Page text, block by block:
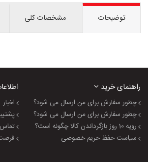
توضیحات مشخصات کلی
راهنمای خرید
چطور سفارش برای من ارسال می شود؟
چطور سفارش برای من ارسال می شود؟
رویه 10 روز بازگرداندن کالا چگونه است؟
سیاست حفظ حریم خصوصی
اخبار
تماس